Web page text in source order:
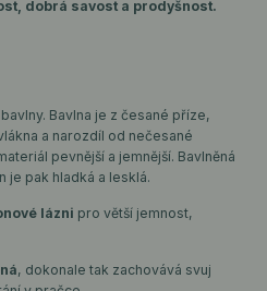
dobrá savost a prodyšnost.
Bavlna je z česané příze,
a narozdíl od nečesané
pevnější a jemnější. Bavlněná
je pak hladká a lesklá.
lázni pro větší jemnost,
, dokonale tak zachovává svuj